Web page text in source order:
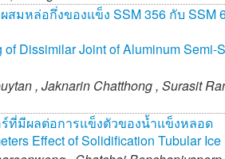
สมหล่อกึ่งของแข็ง SSM 356 กับ SSM
of Dissimilar Joint of Aluminum
, Jaknarin Chatthong , Surasit
ที่มีผลต่อการแข็งตัวของน้ำแข็งหลอด
Effect of Solidification Tubular Ice